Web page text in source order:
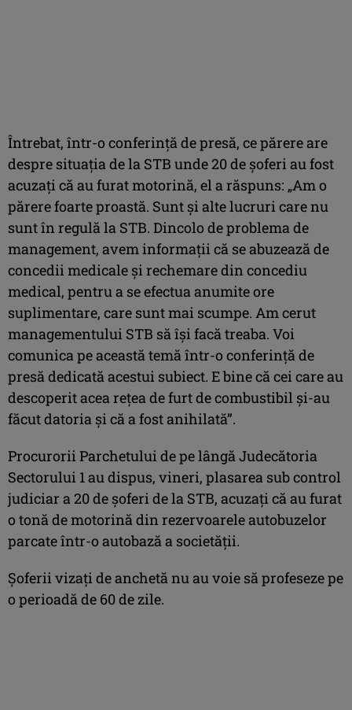
Întrebat, într-o conferinţă de presă, ce părere are
despre situaţia de la STB unde 20 de şoferi au fost
acuzaţi că au furat motorină, el a răspuns: „Am o
părere foarte proastă. Sunt şi alte lucruri care nu
sunt în regulă la STB. Dincolo de problema de
management, avem informaţii că se abuzează de
concedii medicale şi rechemare din concediu
medical, pentru a se efectua anumite ore
suplimentare, care sunt mai scumpe. Am cerut
managementului STB să îşi facă treaba. Voi
comunica pe această temă într-o conferinţă de
presă dedicată acestui subiect. E bine că cei care au
descoperit acea reţea de furt de combustibil şi-au
făcut datoria şi că a fost anihilată”.
Procurorii Parchetului de pe lângă Judecătoria
Sectorului 1 au dispus, vineri, plasarea sub control
judiciar a 20 de şoferi de la STB, acuzaţi că au furat
o tonă de motorină din rezervoarele autobuzelor
parcate într-o autobază a societăţii.
Şoferii vizaţi de anchetă nu au voie să profeseze pe
o perioadă de 60 de zile.